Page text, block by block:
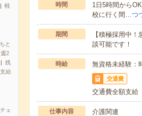
軽
と
週2
残
給
ェ
時間
1日5時間から
校に行く間…つ
期間
【積極採用中
談可能です！
時給 無資格未経験
交通費
交通費全額支給
仕事内容
介護関連